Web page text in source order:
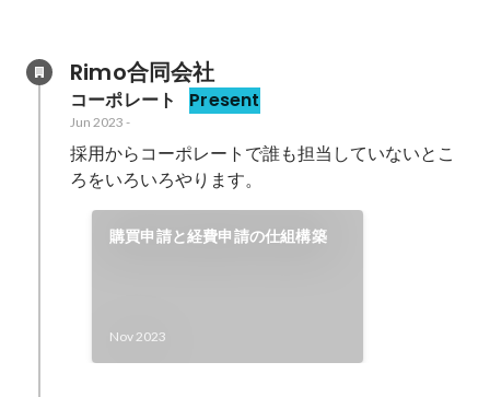
Rimo合同会社
コーポレート Present
Jun 2023 -
採用からコーポレートで誰も担当していないとこ
ろをいろいろやります。
購買申請と経費申請の仕組構築
Nov 2023